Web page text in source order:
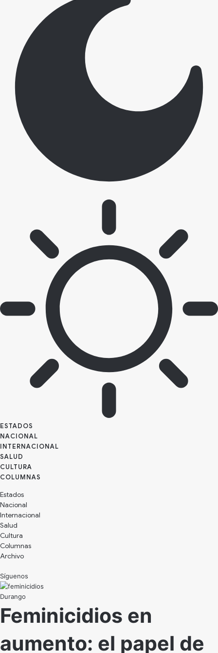
ESTADOS
NACIONAL
INTERNACIONAL
SALUD
CULTURA
Estados
Nacional
Internacional
Salud
Cultura
Archivo
Síguenos
Durango
Feminicidios en
aumento: el papel de